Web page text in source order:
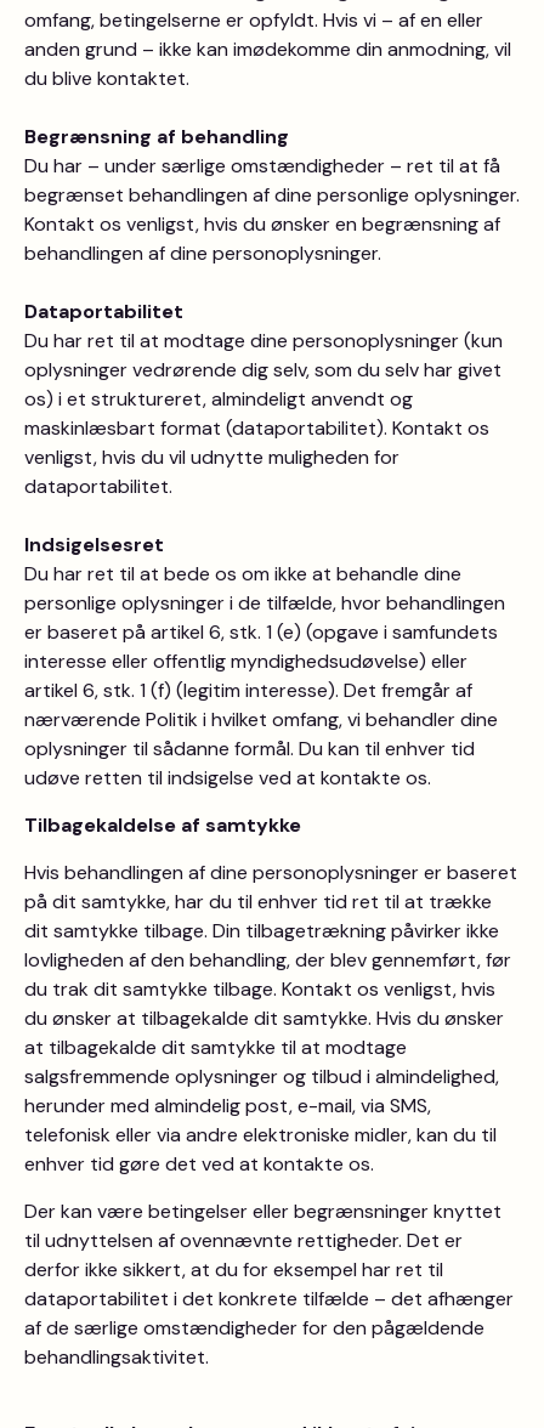
omfang, betingelserne er opfyldt. Hvis vi – af en eller
anden grund – ikke kan imødekomme din anmodning, vil
du blive kontaktet.
Begrænsning af behandling
Du har – under særlige omstændigheder – ret til at få
begrænset behandlingen af dine personlige oplysninger.
Kontakt os venligst, hvis du ønsker en begrænsning af
behandlingen af dine personoplysninger.
Dataportabilitet
Du har ret til at modtage dine personoplysninger (kun
oplysninger vedrørende dig selv, som du selv har givet
os) i et struktureret, almindeligt anvendt og
maskinlæsbart format (dataportabilitet). Kontakt os
venligst, hvis du vil udnytte muligheden for
dataportabilitet.
Indsigelsesret
Du har ret til at bede os om ikke at behandle dine
personlige oplysninger i de tilfælde, hvor behandlingen
er baseret på artikel 6, stk. 1 (e) (opgave i samfundets
interesse eller offentlig myndighedsudøvelse) eller
artikel 6, stk. 1 (f) (legitim interesse). Det fremgår af
nærværende Politik i hvilket omfang, vi behandler dine
oplysninger til sådanne formål. Du kan til enhver tid
udøve retten til indsigelse ved at kontakte os.
Tilbagekaldelse af samtykke
Hvis behandlingen af dine personoplysninger er baseret
på dit samtykke, har du til enhver tid ret til at trække
dit samtykke tilbage. Din tilbagetrækning påvirker ikke
lovligheden af den behandling, der blev gennemført, før
du trak dit samtykke tilbage. Kontakt os venligst, hvis
du ønsker at tilbagekalde dit samtykke. Hvis du ønsker
at tilbagekalde dit samtykke til at modtage
salgsfremmende oplysninger og tilbud i almindelighed,
herunder med almindelig post, e-mail, via SMS,
telefonisk eller via andre elektroniske midler, kan du til
enhver tid gøre det ved at kontakte os.
Der kan være betingelser eller begrænsninger knyttet
til udnyttelsen af ovennævnte rettigheder. Det er
derfor ikke sikkert, at du for eksempel har ret til
dataportabilitet i det konkrete tilfælde – det afhænger
af de særlige omstændigheder for den pågældende
behandlingsaktivitet.